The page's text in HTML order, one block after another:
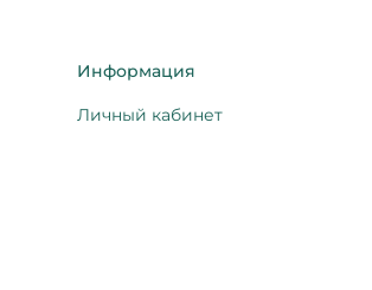
Информация
Личный кабинет